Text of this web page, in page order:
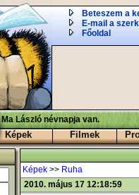
Beteszem a
E-mail a
Főoldal
Ma László névnapja van.
Képek Filmek
Képek>> Ruha
2010. május 17 12:18:59